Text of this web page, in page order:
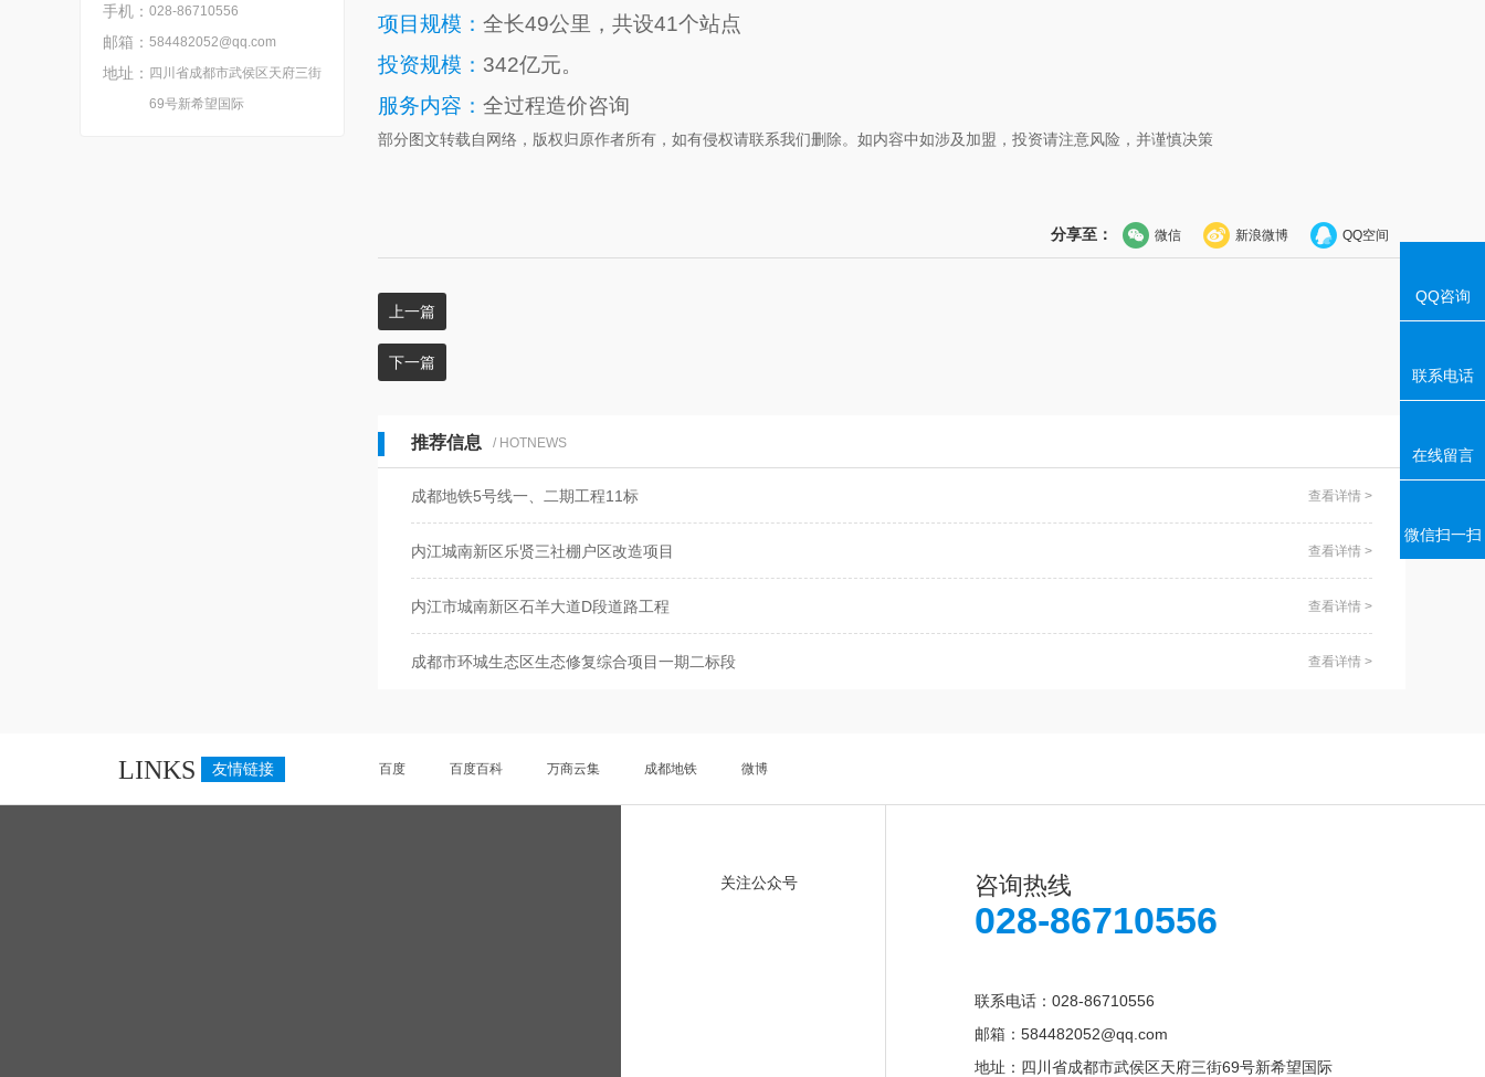
手机： 028-86710556
邮箱： 584482052@qq.com
地址： 四川省成都市武侯区天府三街
69号新希望国际
项目规模： 全长49公里，共设41个站点
投资规模： 342亿元。
服务内容： 全过程造价咨询
部分图文转载自网络，版权归原作者所有，如有侵权请联系我们删除。如内容中如涉及加盟，投资请注意风险，并谨慎决策
分享至： 微信 新浪微博 QQ空间
上一篇
下一篇
推荐信息 / HOTNEWS
成都地铁5号线一、二期工程11标 查看详情 >
内江城南新区乐贤三社棚户区改造项目 查看详情 >
内江市城南新区石羊大道D段道路工程 查看详情 >
成都市环城生态区生态修复综合项目一期二标段 查看详情 >
LINKS 友情链接 百度 百度百科 万商云集 成都地铁 微博
关注公众号 咨询热线
028-86710556
联系电话：028-86710556
邮箱：584482052@qq.com
地址：四川省成都市武侯区天府三街69号新希望国际
QQ咨询
联系电话
在线留言
微信扫一扫